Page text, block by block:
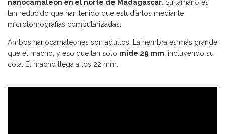
nanocamaleón en el norte de Madagascar. Su tamaño es
tan reducido que han tenido que estudiarlos mediante
microtomografías computarizadas.
Ambos nanocamaleones son adultos. La hembra es más grande
que el macho, y eso que tan solo mide 29 mm, incluyendo su
cola. El macho llega a los 22 mm.